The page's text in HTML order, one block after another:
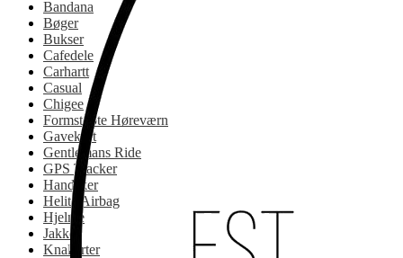
Bandana
Bøger
Bukser
Cafedele
Carhartt
Casual
Chigee
Formstøbte Høreværn
Gavekort
Gentlemans Ride
GPS Tracker
Handsker
Helite Airbag
Hjelme
Jakker
Knallerter